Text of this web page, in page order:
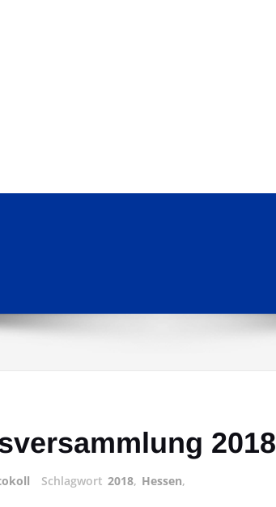
2018
Schlagwort 2018, Hessen,